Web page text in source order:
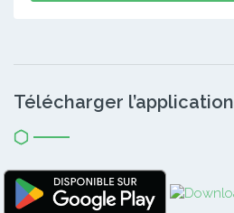
Télécharger l’application